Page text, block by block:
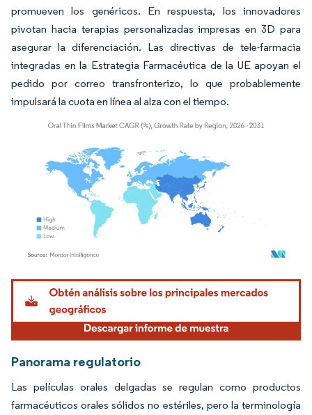
promueven los genéricos. En respuesta, los innovadores
pivotan hacia terapias personalizadas impresas en 3D para
asegurar la diferenciación. Las directivas de tele-farmacia
integradas en la Estrategia Farmacéutica de la UE apoyan el
pedido por correo transfronterizo, lo que probablemente
impulsará la cuota en línea al alza con el tiempo.
Imagen © Mordor Intelligence. El uso requiere atribución según CC BY 4.0.
Panorama regulatorio
Las películas orales delgadas se regulan como productos
farmacéuticos orales sólidos no estériles, pero la terminología